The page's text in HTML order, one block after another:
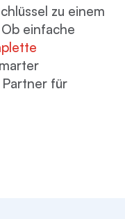
zu einem
einfache
für